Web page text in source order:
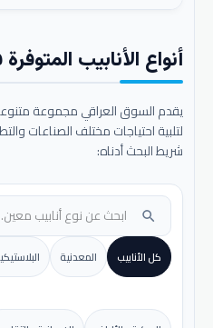
أنواع الأنابيب
يقدم السوق العراقي مجموعة
لتلبية احتياجات مختلف الصناعات
شريط البحث أدناه:
search
كل الأنابيب المعدنية